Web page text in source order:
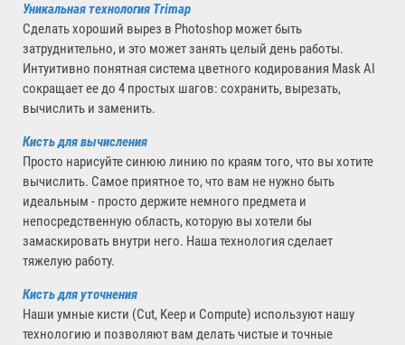
Уникальная технология Trimap
Сделать хороший вырез в Photoshop может быть
затруднительно, и это может занять целый день работы.
Интуитивно понятная система цветного кодирования Mask AI
сокращает ее до 4 простых шагов: сохранить, вырезать,
вычислить и заменить.
Кисть для вычисления
Просто нарисуйте синюю линию по краям того, что вы хотите
вычислить. Самое приятное то, что вам не нужно быть
идеальным - просто держите немного предмета и
непосредственную область, которую вы хотели бы
замаскировать внутри него. Наша технология сделает
тяжелую работу.
Кисть для уточнения
Наши умные кисти (Cut, Keep и Compute) используют нашу
технологию и позволяют вам делать чистые и точные